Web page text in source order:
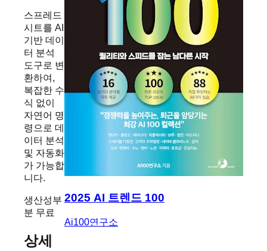
스프레드
시트를 AI
기반 데이
터 분석
도구로 변
환하여,
복잡한 수
식 없이
자연어 명
령으로 데
이터 분석
및 자동화
가 가능합
니다.
생산성부
분 무료
상세
2025 AI 트렌드 100
Ai100연구소